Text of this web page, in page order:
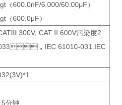
（600.0nF/6.000/60.00μF）
（600.0μF）
300V, CAT II 600V污染度2
，IEC 61010-031.IEC
分钟